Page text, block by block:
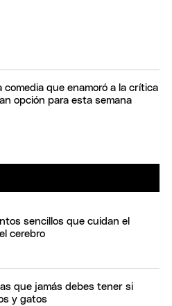
comedia que enamoró a la crítica
opción para esta semana
sencillos que cuidan el
cerebro
que jamás debes tener si
y gatos